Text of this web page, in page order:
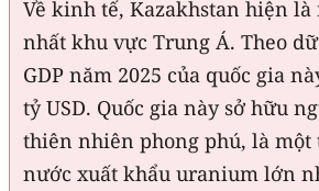
Về kinh tế, Kazakhstan hiện
nhất khu vực Trung Á. Theo
GDP năm 2025 của quốc gia
tỷ USD. Quốc gia này sở hữu
thiên nhiên phong phú, là
nước xuất khẩu uranium lớn